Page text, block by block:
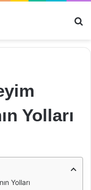
Yolları
Yolları